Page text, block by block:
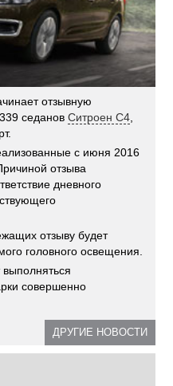
отзывную
седановСитроен С4
с июня 2016
отзыва
дневного
отзыву будет
головного освещения.
совершенно
ДРУГИЕ НОВОСТИ